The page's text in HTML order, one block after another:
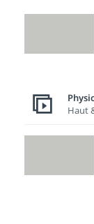
Haut